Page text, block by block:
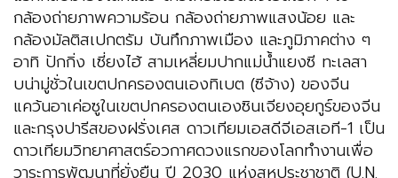
กล้องถ่ายภาพความร้อน กล้องถ่ายภาพแสงน้อย และ
กล้องมัลติสเปกตรัม บันทึกภาพเมือง และภูมิภาคต่าง ๆ
อาทิ ปักกิ่ง เซี่ยงไฮ้ สามเหลี่ยมปากแม่น้ำแยงซี ทะเลสา
บน่ามู่ชั่วในเขตปกครองตนเองทิเบต (ซีจ้าง) ของจีน
แคว้นอาเค่อซูในเขตปกครองตนเองซินเจียงอุยกูร์ของจีน
และกรุงปารีสของฝรั่งเศส ดาวเทียมเอสดีจีเอสเอที-1 เป็น
ดาวเทียมวิทยาศาสตร์อวกาศดวงแรกของโลกทำงานเพื่อ
วาระการพัฒนาที่ยั่งยืน ปี 2030 แห่งสหประชาชาติ (U.N.